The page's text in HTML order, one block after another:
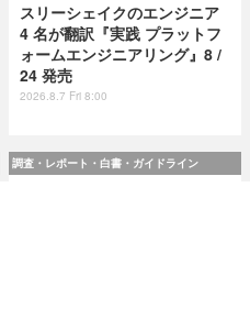
スリーシェイクのエンジニア
4 名が翻訳『実践 プラットフ
ォームエンジニアリング』8 /
24 発売
2026.8.7 Fri 8:00
調査・レポート・白書・ガイドライン